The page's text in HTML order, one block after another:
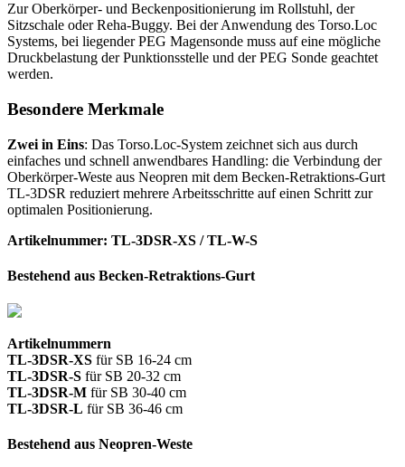
Zur Oberkörper- und Beckenpositionierung im Rollstuhl, der
Sitzschale oder Reha-Buggy. Bei der Anwendung des Torso.Loc
Systems, bei liegender PEG Magensonde muss auf eine mögliche
Druckbelastung der Punktionsstelle und der PEG Sonde geachtet
werden.
Besondere Merkmale
Zwei in Eins: Das Torso.Loc-System zeichnet sich aus durch
einfaches und schnell anwendbares Handling: die Verbindung der
Oberkörper-Weste aus Neopren mit dem Becken-Retraktions-Gurt
TL-3DSR reduziert mehrere Arbeitsschritte auf einen Schritt zur
optimalen Positionierung.
Artikelnummer: TL-3DSR-XS / TL-W-S
Bestehend aus Becken-Retraktions-Gurt
Artikelnummern
TL-3DSR-XS für SB 16-24 cm
TL-3DSR-S für SB 20-32 cm
TL-3DSR-M für SB 30-40 cm
TL-3DSR-L für SB 36-46 cm
Bestehend aus Neopren-Weste